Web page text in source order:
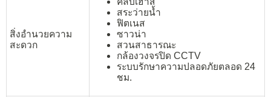
สิ่งอำนวยความ
สะดวก
สระว่ายน้ำ
ฟิตเนส
ซาวน่า
สวนสาธารณะ
กล้องวงจรปิด CCTV
ระบบรักษาความปลอดภัยตลอด 24
ชม.